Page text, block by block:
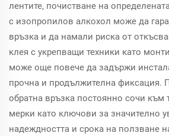
лентите, почистване на
с изопропилов алкохол може да
връзка и да намали риска от
клея с укрепващи техники като
може още повече да задържи
прочна и продължителна фиксация.
обратна връзка постоянно сочи към
мерки като ключови за значително
надеждността и срока на ползване